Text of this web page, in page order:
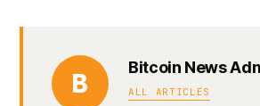
B
Bitcoin News
ALL ARTICLES